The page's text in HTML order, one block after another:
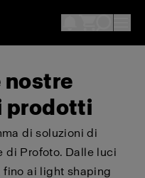
nostre
prodotti
di soluzioni di
di Profoto. Dalle luci
ai light shaping